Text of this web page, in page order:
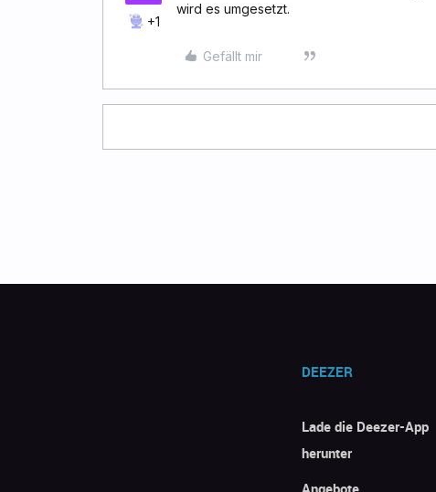
+1
wird es umgesetzt.
Gefällt mir
DEEZER
Lade die Deezer-App
herunter
Angebote